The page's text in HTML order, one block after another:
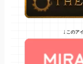
↓ このア